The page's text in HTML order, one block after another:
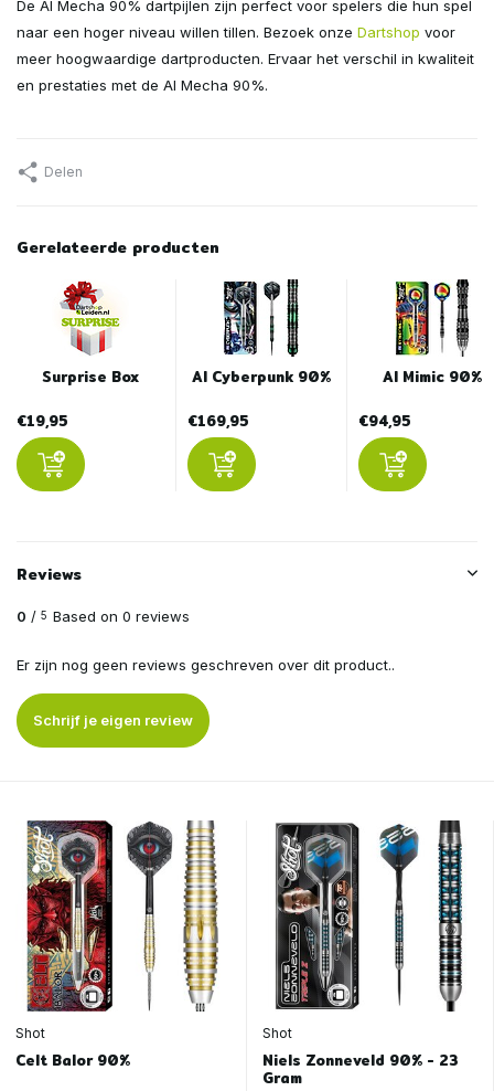
De AI Mecha 90% dartpijlen zijn perfect voor spelers die hun spel
naar een hoger niveau willen tillen. Bezoek onze Dartshop voor
meer hoogwaardige dartproducten. Ervaar het verschil in kwaliteit
en prestaties met de AI Mecha 90%.
Delen
Gerelateerde producten
Surprise Box
€19,95
AI Cyberpunk 90%
€169,95
AI Mimic 90%
€94,95
Reviews
0 / 5 Based on 0 reviews
Er zijn nog geen reviews geschreven over dit product..
Schrijf je eigen review
Shot
Celt Balor 90%
Shot
Niels Zonneveld 90% - 23
Gram